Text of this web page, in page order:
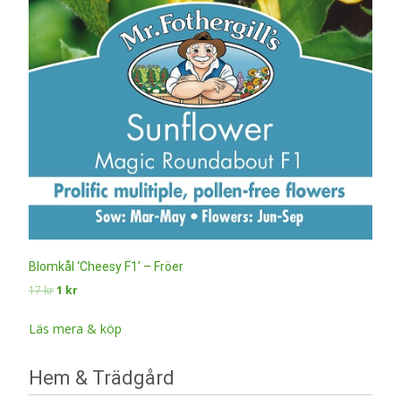
Blomkål ‘Cheesy F1’ – Fröer
17krDet
priset
1 krDet
priset
Läs mera & köp
Hem & Trädgård